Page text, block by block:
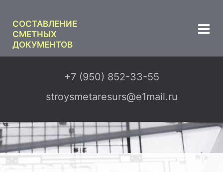
СОСТАВЛЕНИЕ
СМЕТНЫХ
ДОКУМЕНТОВ
+7 (950) 852-33-55
stroysmetaresurs@e1mail.ru